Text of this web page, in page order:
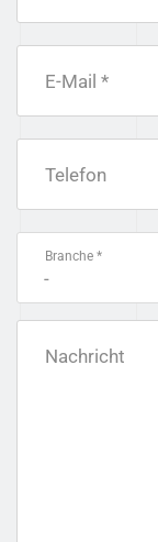
E-Mail *
Telefon
Branche *
-
Nachricht